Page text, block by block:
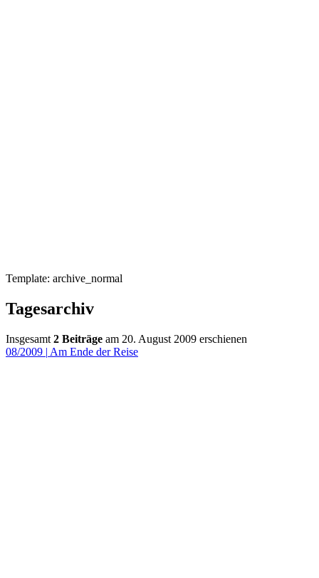
Template: archive_normal
Tagesarchiv
Insgesamt 2 Beiträge am 20. August 2009 erschienen
08/2009 | Am Ende der Reise